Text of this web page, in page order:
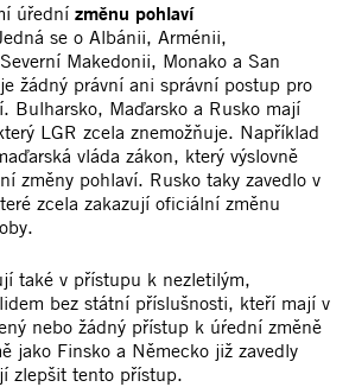
úřední změnu pohlaví
se o Albánii, Arménii,
Makedonii, Monako a San
žádný právní ani správní postup pro
Bulharsko, Maďarsko a Rusko mají
LGR zcela znemožňuje. Například
vláda zákon, který výslovně
změny pohlaví. Rusko taky zavedlo v
zcela zakazují oficiální změnu
také v přístupu k nezletilým,
bez státní příslušnosti, kteří mají v
nebo žádný přístup k úŕední změně
jako Finsko a Německo již zavedly
zlepšit tento přístup.